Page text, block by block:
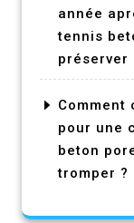
année
tennis
préserver
Comment
pour une
beton
tromper ?